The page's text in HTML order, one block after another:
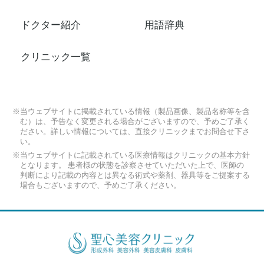
ドクター紹介
クリニック一覧
用語辞典
※当ウェブサイトに掲載されている情報（製品画像、製品名称等を含
む）は、予告なく変更される場合がございますので、予めご了承く
ださい。詳しい情報については、直接クリニックまでお問合せ下さ
い。
※当ウェブサイトに記載されている医療情報はクリニックの基本方針
となります。 患者様の状態を診察させていただいた上で、医師の
判断により記載の内容とは異なる術式や薬剤、器具等をご提案する
場合もございますので、予めご了承ください。